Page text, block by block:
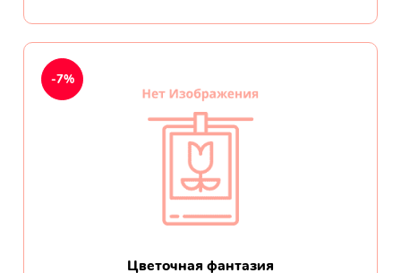
Цветочная фантазия
-7%